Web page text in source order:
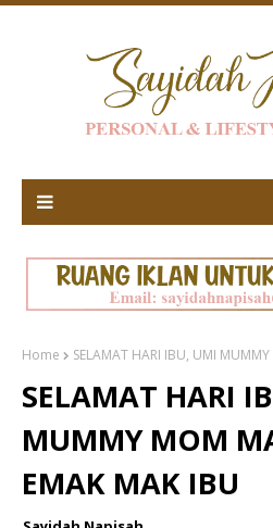
Home SELAMAT HARI IBU, UMI
SELAMAT HARI
MUMMY MOM
EMAK MAK IBU